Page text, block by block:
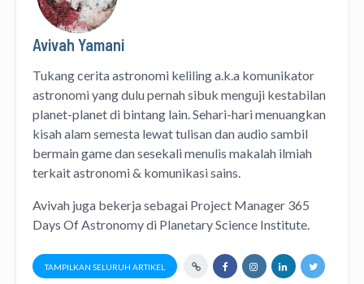
Avivah Yamani
Tukang cerita astronomi kelilinga.k.a komunikator
astronomiyang dulu pernah sibuk menguji kestabilan
planet-planet di bintang lain. Sehari-hari menuangkan
kisah alam semesta lewattulisandanaudio sambil
bermain game dan sesekali menulis makalah ilmiah
terkait astronomi & komunikasi sains.
Avivah juga bekerja sebagai Project Manager 365
Days Of Astronomydi Planetary Science Institute
TAMPILKAN SELURUH ARTIKEL